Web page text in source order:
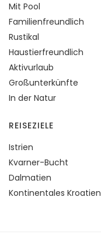
Mit Pool
Familienfreundlich
Rustikal
Haustierfreundlich
Aktivurlaub
Großunterkünfte
In der Natur
REISEZIELE
Istrien
Kvarner-Bucht
Dalmatien
Kontinentales Kroatien